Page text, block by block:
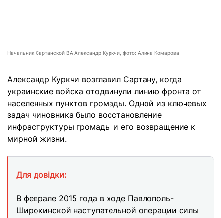
Начальник Сартанской ВА Александр Куркчи, фото: Алина Комарова
Александр Куркчи возглавил Сартану, когда
украинские войска отодвинули линию фронта от
населенных пунктов громады. Одной из ключевых
задач чиновника было восстановление
инфраструктуры громады и его возвращение к
мирной жизни.
Для довідки:
В феврале 2015 года в ходе Павлополь-
Широкинской наступательной операции силы